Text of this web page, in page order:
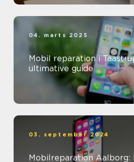
04. marts 2025
Mobil reparation i
ultimative guide
03. september 2024
Mobilreparation Aalborg: